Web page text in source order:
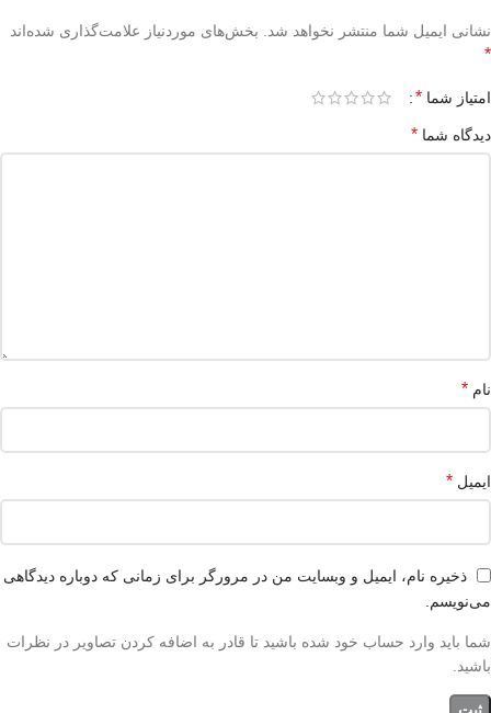
نشانی ایمیل شما منتشر نخواهد شد. بخش‌های موردنیاز علامت‌گذاری شده‌اند
*
امتیاز شما *
دیدگاه شما *
نام *
ایمیل *
ذخیره نام، ایمیل و وبسایت من در مرورگر برای زمانی که دوباره دیدگاهی
می‌نویسم.
شما باید وارد حساب خود شده باشید تا قادر به اضافه کردن تصاویر در نظرات
باشید.